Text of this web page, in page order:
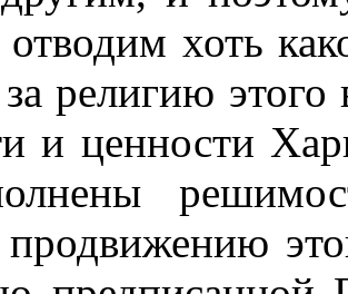
хоть
за религию
и ценности